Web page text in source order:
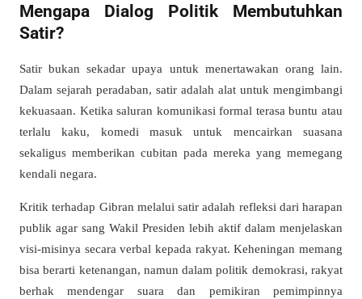
Mengapa Dialog Politik Membutuhkan
Satir?
Satir bukan sekadar upaya untuk menertawakan orang lain.
Dalam sejarah peradaban, satir adalah alat untuk mengimbangi
kekuasaan. Ketika saluran komunikasi formal terasa buntu atau
terlalu kaku, komedi masuk untuk mencairkan suasana
sekaligus memberikan cubitan pada mereka yang memegang
kendali negara.
Kritik terhadap Gibran melalui satir adalah refleksi dari harapan
publik agar sang Wakil Presiden lebih aktif dalam menjelaskan
visi-misinya secara verbal kepada rakyat. Keheningan memang
bisa berarti ketenangan, namun dalam politik demokrasi, rakyat
berhak mendengar suara dan pemikiran pemimpinnya